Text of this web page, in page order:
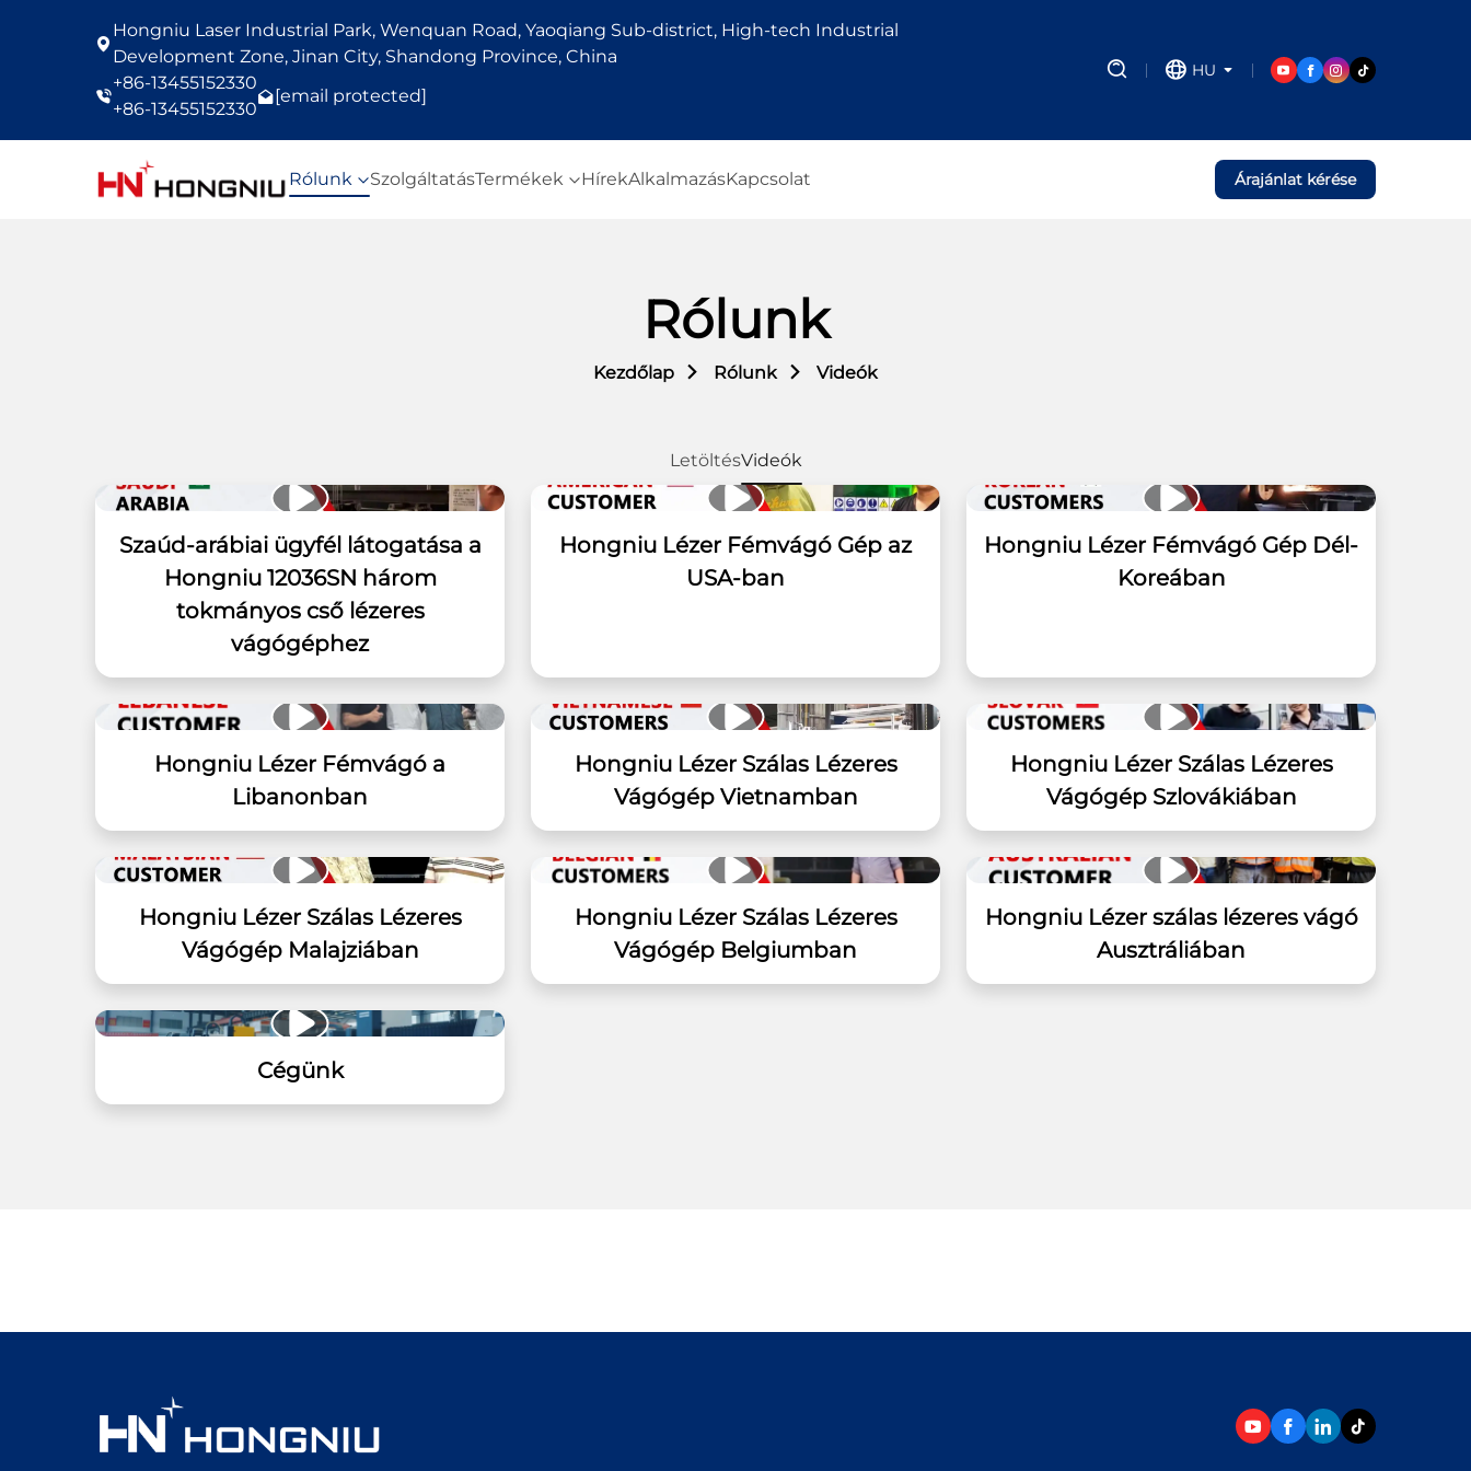
Hongniu Laser Industrial Park, Wenquan Road, Yaoqiang Sub-district, High-tech Industrial
Development Zone, Jinan City, Shandong Province, China
+86-13455152330
+86-13455152330
[email protected]
HU
Rólunk SzolgáltatásTermékek HírekAlkalmazásKapcsolat Árajánlat kérése
Rólunk
Kezdőlap Rólunk Videók
LetöltésVideók
Szaúd-arábiai ügyfél látogatása a
Hongniu 12036SN három
tokmányos cső lézeres
vágógéphez
Hongniu Lézer Fémvágó Gép az
USA-ban
Hongniu Lézer Fémvágó Gép Dél-
Koreában
Hongniu Lézer Fémvágó a
Libanonban
Hongniu Lézer Szálas Lézeres
Vágógép Vietnamban
Hongniu Lézer Szálas Lézeres
Vágógép Szlovákiában
Hongniu Lézer Szálas Lézeres
Vágógép Malajziában
Hongniu Lézer Szálas Lézeres
Vágógép Belgiumban
Hongniu Lézer szálas lézeres vágó
Ausztráliában
Cégünk